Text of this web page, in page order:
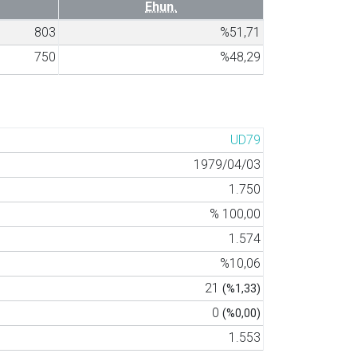
Ehun.
803
%51,71
750 %48,29
UD79
1979/04/03
1.750
% 100,00
1.574
%10,06
21 (%1,33)
0 (%0,00)
1.553